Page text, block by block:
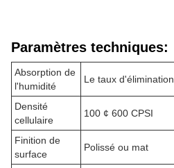
Paramètres techniques:
Absorption de
l'humidité
Le taux d'élimination
Densité
cellulaire
100 ¢ 600 CPSI
Finition de
surface
Polissé ou mat